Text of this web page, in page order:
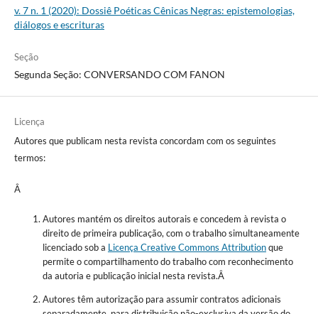
v. 7 n. 1 (2020): Dossiê Poéticas Cênicas Negras: epistemologias,
diálogos e escrituras
Seção
Segunda Seção: CONVERSANDO COM FANON
Licença
Autores que publicam nesta revista concordam com os seguintes
termos:
Â
Autores mantém os direitos autorais e concedem à revista o
direito de primeira publicação, com o trabalho simultaneamente
licenciado sob a Licença Creative Commons Attributionque
permite o compartilhamento do trabalho com reconhecimento
da autoria e publicação inicial nesta revista.Â
Autores têm autorização para assumir contratos adicionais